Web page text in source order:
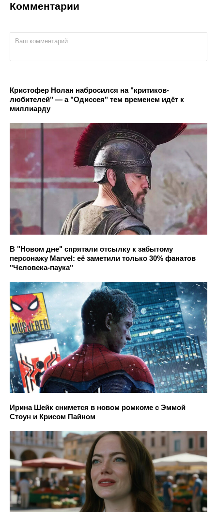
Комментарии
Кристофер Нолан набросился на "критиков-
любителей" — а "Одиссея" тем временем идёт к
миллиарду
В "Новом дне" спрятали отсылку к забытому
персонажу Marvel: её заметили только 30% фанатов
"Человека-паука"
Ирина Шейк снимется в новом ромкоме с Эммой
Стоун и Крисом Пайном